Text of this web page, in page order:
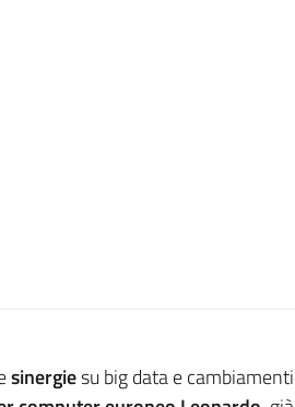
sinergiesu big data e cambiamenti